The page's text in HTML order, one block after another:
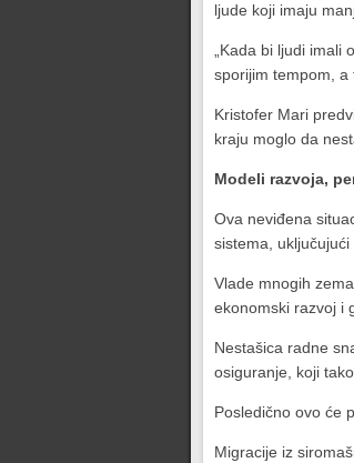
ljude koji imaju
„Kada bi ljudi
sporijim tempom, a
Kristofer Mari
kraju moglo da
Modeli razvoja,
Ova neviđena
sistema,
Vlade mnogih
ekonomski razvoj i
Nestašica radne
osiguranje, koji
Posledično ovo će
Migracije iz